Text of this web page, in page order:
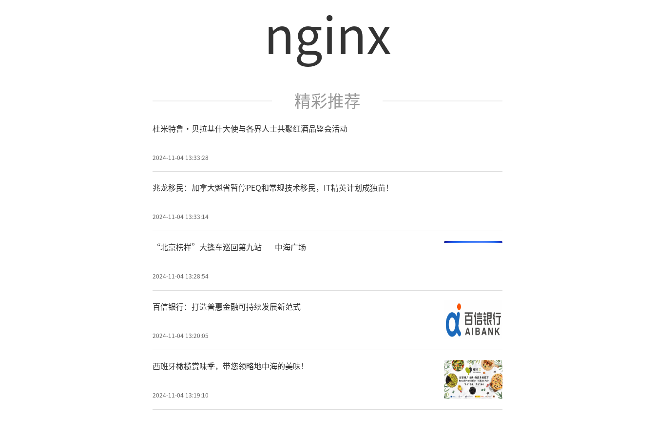
nginx
精彩推荐
杜米特鲁·贝拉基什大使与各界人士共聚红酒品鉴会活动
2024-11-04 13:33:28
兆龙移民：加拿大魁省暂停PEQ和常规技术移民，IT精英计划成独苗！
2024-11-04 13:33:14
“北京榜样”大篷车巡回第九站——中海广场
2024-11-04 13:28:54
百信银行：打造普惠金融可持续发展新范式
2024-11-04 13:20:05
西班牙橄榄赏味季，带您领略地中海的美味！
2024-11-04 13:19:10